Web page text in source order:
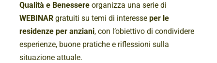
Qualità e Benessere organizza una serie di
WEBINAR gratuiti su temi di interesse per le
residenze per anziani, con l’obiettivo di condividere
esperienze, buone pratiche e riflessioni sulla
situazione attuale.